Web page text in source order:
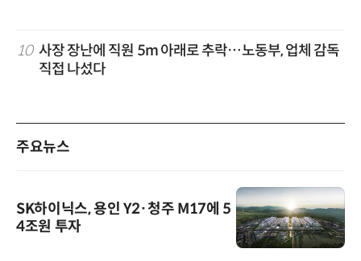
10 사장 장난에 직원 5m 아래로 추락…노동부, 업체 감독
직접 나섰다
주요뉴스
SK하이닉스, 용인 Y2·청주 M17에 5
4조원 투자